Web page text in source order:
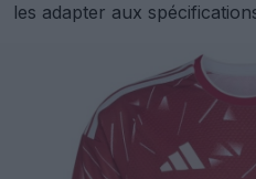
les adapter aux